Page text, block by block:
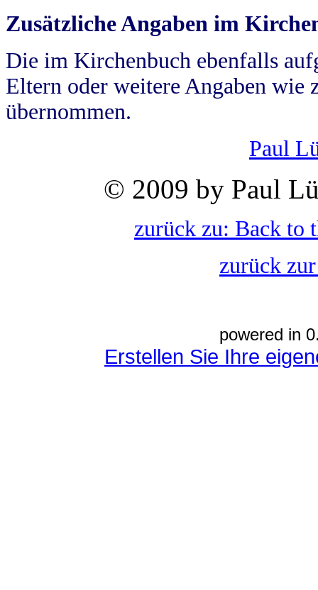
Zusätzliche Angaben im
Die im Kirchenbuch ebenfalls
Eltern oder weitere Angaben wie
übernommen.
Paul
© 2009 by Paul
zurück zu: Back to
zurück
powered in
Erstellen Sie Ihre